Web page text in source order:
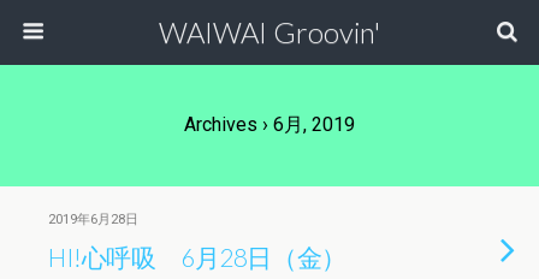
WAIWAI Groovin'
Archives › 6月, 2019
2019年6月28日
HI!心呼吸 6月28日（金）